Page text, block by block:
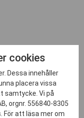
cookies
Dessa innehåller
placera vissa
samtycke. Vi på
orgnr. 556840-8305
För att läsa mer om